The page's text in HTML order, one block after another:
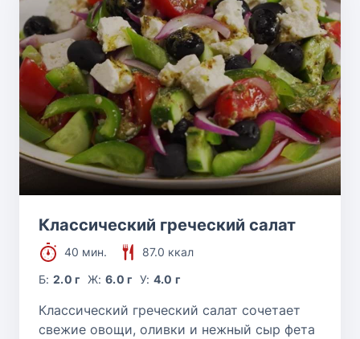
Классический греческий салат
40 мин.
87.0 ккал
Б:2.0 г Ж: 6.0 г У: 4.0 г
Классический греческий салат сочетает
свежие овощи, оливки и нежный сыр фета